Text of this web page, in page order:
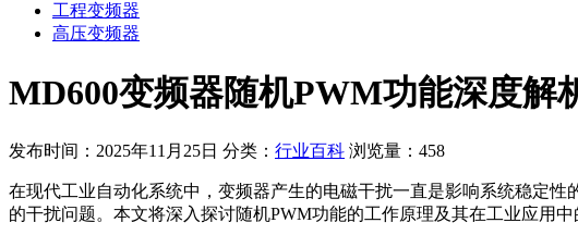
工程变频器
高压变频器
MD600变频器随机PWM功能深度解
发布时间：2025年11月25日 分类： 行业百科 浏览量：458
在现代工业自动化系统中，变频器产生的电磁干扰一直是影响系统稳定
的干扰问题。本文将深入探讨随机PWM功能的工作原理及其在工业应用中